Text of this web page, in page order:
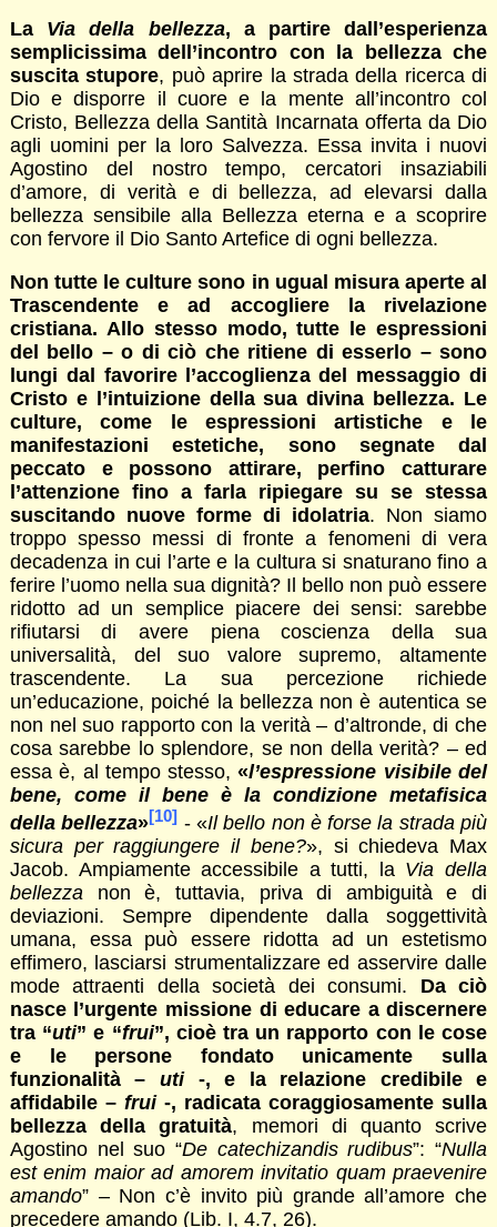
La Via della bellezza, a partire dall’esperienza
semplicissima dell’incontro con la bellezza che
suscita stupore, può aprire la strada della ricerca di
Dio e disporre il cuore e la mente all’incontro col
Cristo, Bellezza della Santità Incarnata offerta da Dio
agli uomini per la loro Salvezza. Essa invita i nuovi
Agostino del nostro tempo, cercatori insaziabili
d’amore, di verità e di bellezza, ad elevarsi dalla
bellezza sensibile alla Bellezza eterna e a scoprire
con fervore il Dio Santo Artefice di ogni bellezza.
Non tutte le culture sono in ugual misura aperte al
Trascendente e ad accogliere la rivelazione
cristiana. Allo stesso modo, tutte le espressioni
del bello – o di ciò che ritiene di esserlo – sono
lungi dal favorire l’accoglienza del messaggio di
Cristo e l’intuizione della sua divina bellezza. Le
culture, come le espressioni artistiche e le
manifestazioni estetiche, sono segnate dal
peccato e possono attirare, perfino catturare
l’attenzione fino a farla ripiegare su se stessa
suscitando nuove forme di idolatria. Non siamo
troppo spesso messi di fronte a fenomeni di vera
decadenza in cui l’arte e la cultura si snaturano fino a
ferire l’uomo nella sua dignità? Il bello non può essere
ridotto ad un semplice piacere dei sensi: sarebbe
rifiutarsi di avere piena coscienza della sua
universalità, del suo valore supremo, altamente
trascendente. La sua percezione richiede
un’educazione, poiché la bellezza non è autentica se
non nel suo rapporto con la verità – d’altronde, di che
cosa sarebbe lo splendore, se non della verità? – ed
essa è, al tempo stesso,«l’espressione visibile del
bene, come il bene è la condizione metafisica
della bellezza»[10] - «Il bello non è forse la strada più
sicura per raggiungere il bene?», si chiedeva Max
Jacob. Ampiamente accessibile a tutti, la Via della
bellezza non è, tuttavia, priva di ambiguità e di
deviazioni. Sempre dipendente dalla soggettività
umana, essa può essere ridotta ad un estetismo
effimero, lasciarsi strumentalizzare ed asservire dalle
mode attraenti della società dei consumi. Da ciò
nasce l’urgente missione di educare a discernere
tra “uti” e “frui”, cioè tra un rapporto con le cose
e le persone fondato unicamente sulla
funzionalità – uti -, e la relazione credibile e
affidabile – frui-, radicata coraggiosamente sulla
bellezza della gratuità, memori di quanto scrive
Agostino nel suo “De catechizandis rudibus”: “Nulla
est enim maior ad amorem invitatio quam praevenire
amando” – Non c’è invito più grande all’amore che
precedere amando (Lib. I, 4.7, 26).